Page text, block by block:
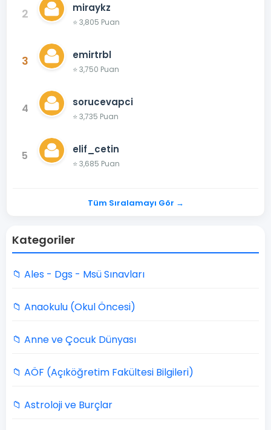
2 miraykz
⭐ 3,805 Puan
3 emirtrbl
⭐ 3,750 Puan
4 sorucevapci
⭐ 3,735 Puan
5 elif_cetin
⭐ 3,685 Puan
Tüm Sıralamayı Gör →
Kategoriler
📁 Ales - Dgs - Msü Sınavları
📁 Anaokulu (Okul Öncesi)
📁 Anne ve Çocuk Dünyası
📁 AÖF (Açıköğretim Fakültesi Bilgileri)
📁 Astroloji ve Burçlar